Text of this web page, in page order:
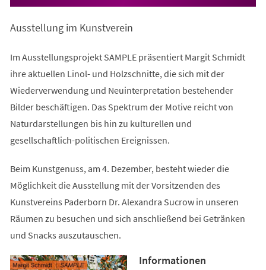
Ausstellung im Kunstverein
Im Ausstellungsprojekt SAMPLE präsentiert Margit Schmidt
ihre aktuellen Linol- und Holzschnitte, die sich mit der
Wiederverwendung und Neuinterpretation bestehender
Bilder beschäftigen. Das Spektrum der Motive reicht von
Naturdarstellungen bis hin zu kulturellen und
gesellschaftlich-politischen Ereignissen.
Beim Kunstgenuss, am 4. Dezember, besteht wieder die
Möglichkeit die Ausstellung mit der Vorsitzenden des
Kunstvereins Paderborn Dr. Alexandra Sucrow in unseren
Räumen zu besuchen und sich anschließend bei Getränken
und Snacks auszutauschen.
Informationen